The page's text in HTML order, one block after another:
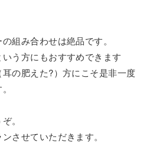
組み合わせは絶品です。
う方にもおすすめできます
の肥えた?）方にこそ是非一度
。
させていただきます。